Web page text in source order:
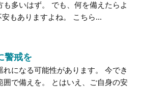
多いはず。 でも、何を備えたらよ
もありますよね。 こちら...
警戒を
になる可能性があります。 今でき
囲で備えを。 とはいえ、ご自身の安